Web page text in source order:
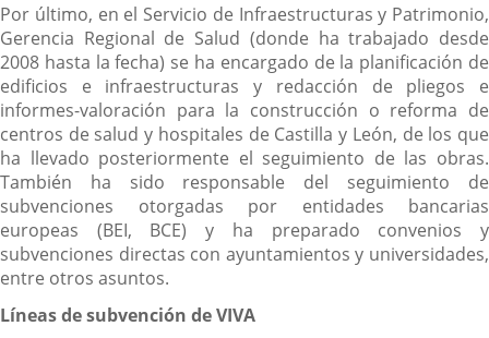
Por último, en el Servicio de Infraestructuras y Patrimonio,
Gerencia Regional de Salud (donde ha trabajado desde
2008 hasta la fecha) se ha encargado de la planificación de
edificios e infraestructuras y redacción de pliegos e
informes-valoración para la construcción o reforma de
centros de salud y hospitales de Castilla y León, de los que
ha llevado posteriormente el seguimiento de las obras.
También ha sido responsable del seguimiento de
subvenciones otorgadas por entidades bancarias
europeas (BEI, BCE) y ha preparado convenios y
subvenciones directas con ayuntamientos y universidades,
entre otros asuntos.
Líneas de subvención de VIVA